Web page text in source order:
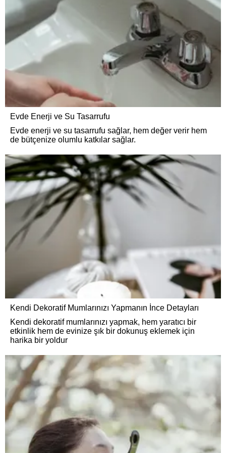
Evde Enerji ve Su Tasarrufu
Evde enerji ve su tasarrufu sağlar, hem değer verir hem
de bütçenize olumlu katkılar sağlar.
Kendi Dekoratif Mumlarınızı Yapmanın İnce Detayları
Kendi dekoratif mumlarınızı yapmak, hem yaratıcı bir
etkinlik hem de evinize şık bir dokunuş eklemek için
harika bir yoldur